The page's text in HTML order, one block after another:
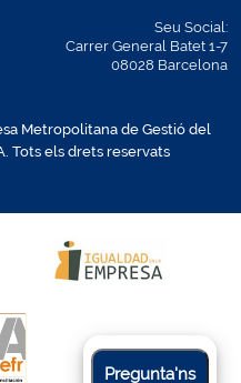
Pregunta'ns
Seu Social:
Carrer General Batet 1-7
08028 Barcelona
Metropolitana de Gestió del
Tots els drets reservats